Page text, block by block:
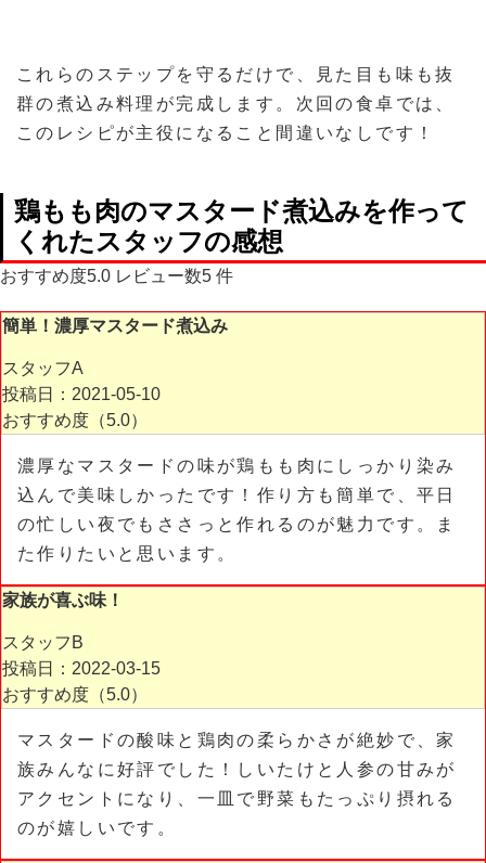
これらのステップを守るだけで、見た目も味も抜
群の煮込み料理が完成します。次回の食卓では、
このレシピが主役になること間違いなしです！
鶏もも肉のマスタード煮込みを作って
くれたスタッフの感想
おすすめ度5.0 レビュー数5 件
簡単！濃厚マスタード煮込み
スタッフA
投稿日：2021-05-10
おすすめ度（5.0）
濃厚なマスタードの味が鶏もも肉にしっかり染み
込んで美味しかったです！作り方も簡単で、平日
の忙しい夜でもささっと作れるのが魅力です。ま
た作りたいと思います。
家族が喜ぶ味！
スタッフB
投稿日：2022-03-15
おすすめ度（5.0）
マスタードの酸味と鶏肉の柔らかさが絶妙で、家
族みんなに好評でした！しいたけと人参の甘みが
アクセントになり、一皿で野菜もたっぷり摂れる
のが嬉しいです。